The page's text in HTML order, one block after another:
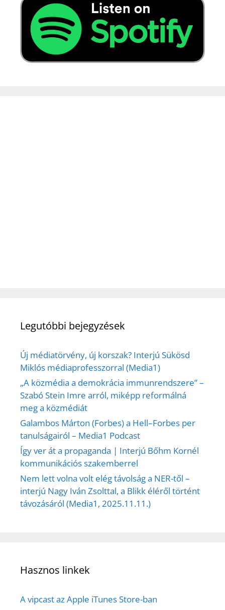
Legutóbbi bejegyzések
Új médiatörvény, új korszak? Interjú Sükösd
Miklós médiaprofesszorral (Media1)
„A közmédia a demokrácia immunrendszere” –
Szabó Stein Imre arról, miképp reformálná
meg a közmédiát
Galambos Márton (Forbes) a Hell–Forbes per
tanulságairól – Media1 Podcast
Így ver át a propaganda | Interjú Bőhm Kornél
kommunikációs szakemberrel
Nem lett volna volt elég távolság a NER-től –
interjú Nagy Iván Zsolttal, a Blikk éléről történt
távozásáról (Media1, 2025.11.11.)
Hasznos linkek
A vipcast az Apple iTunes Store-ban